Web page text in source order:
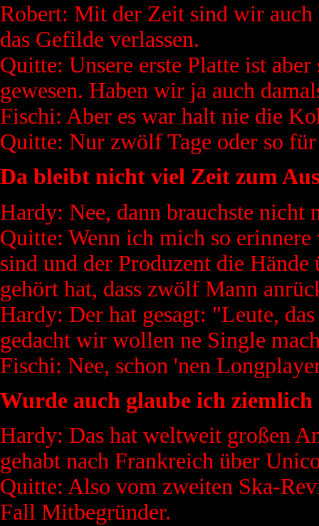
Robert: Mit der Zeit sind wir auch
das Gefilde verlassen.
Quitte: Unsere erste Platte ist
gewesen. Haben wir ja auch
Fischi: Aber es war halt nie die
Quitte: Nur zwölf Tage oder so
Da bleibt nicht viel Zeit zum
Hardy: Nee, dann brauchste nicht
Quitte: Wenn ich mich so
sind und der Produzent die
gehört hat, dass zwölf Mann
Hardy: Der hat gesagt: "Leute,
gedacht wir wollen ne Single
Fischi: Nee, schon 'nen
Wurde auch glaube ich ziemlich
Hardy: Das hat weltweit großen
gehabt nach Frankreich über
Quitte: Also vom zweiten Ska-
Fall Mitbegründer.